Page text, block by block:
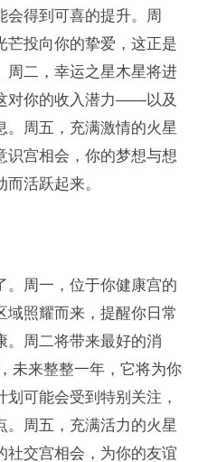
会得到可喜的提升。周
芒投向你的挚爱，这正是
周二，幸运之星木星将进
对你的收入潜力——以及
周五，充满激情的火星
识宫相会，你的梦想与想
活跃起来。
。周一，位于你健康宫的
域照耀而来，提醒你日常
。周二将带来最好的消
未来整整一年，它将为你
可能会受到特别关注，
。周五，充满活力的火星
社交宫相会，为你的友谊